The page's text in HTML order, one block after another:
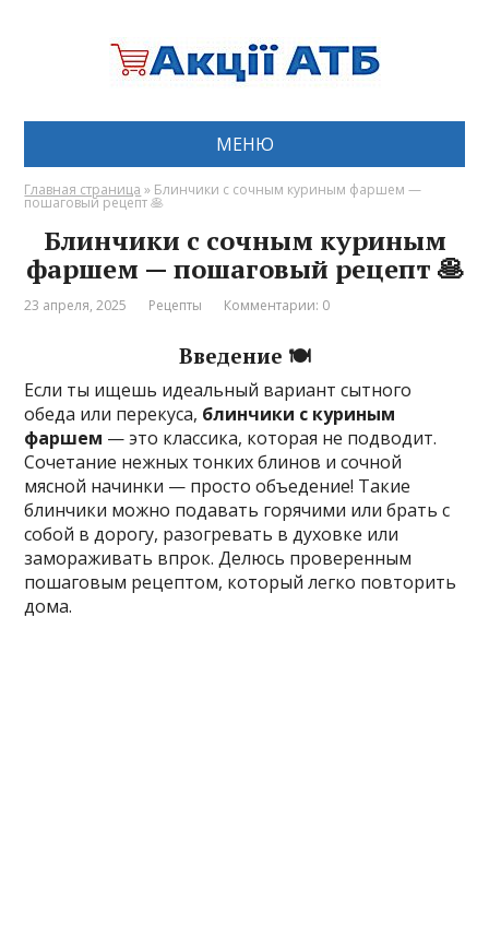
МЕНЮ
Главная страница » Блинчики с сочным куриным фаршем —
пошаговый рецепт 🥞
Блинчики с сочным куриным
фаршем — пошаговый рецепт 🥞
23 апреля, 2025 Рецепты Комментарии: 0
Введение 🍽️
Если ты ищешь идеальный вариант сытного
обеда или перекуса, блинчики с куриным
фаршем — это классика, которая не подводит.
Сочетание нежных тонких блинов и сочной
мясной начинки — просто объедение! Такие
блинчики можно подавать горячими или брать с
собой в дорогу, разогревать в духовке или
замораживать впрок. Делюсь проверенным
пошаговым рецептом, который легко повторить
дома.